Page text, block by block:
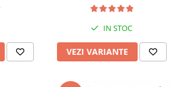
IN STOC
VEZI VARIANTE